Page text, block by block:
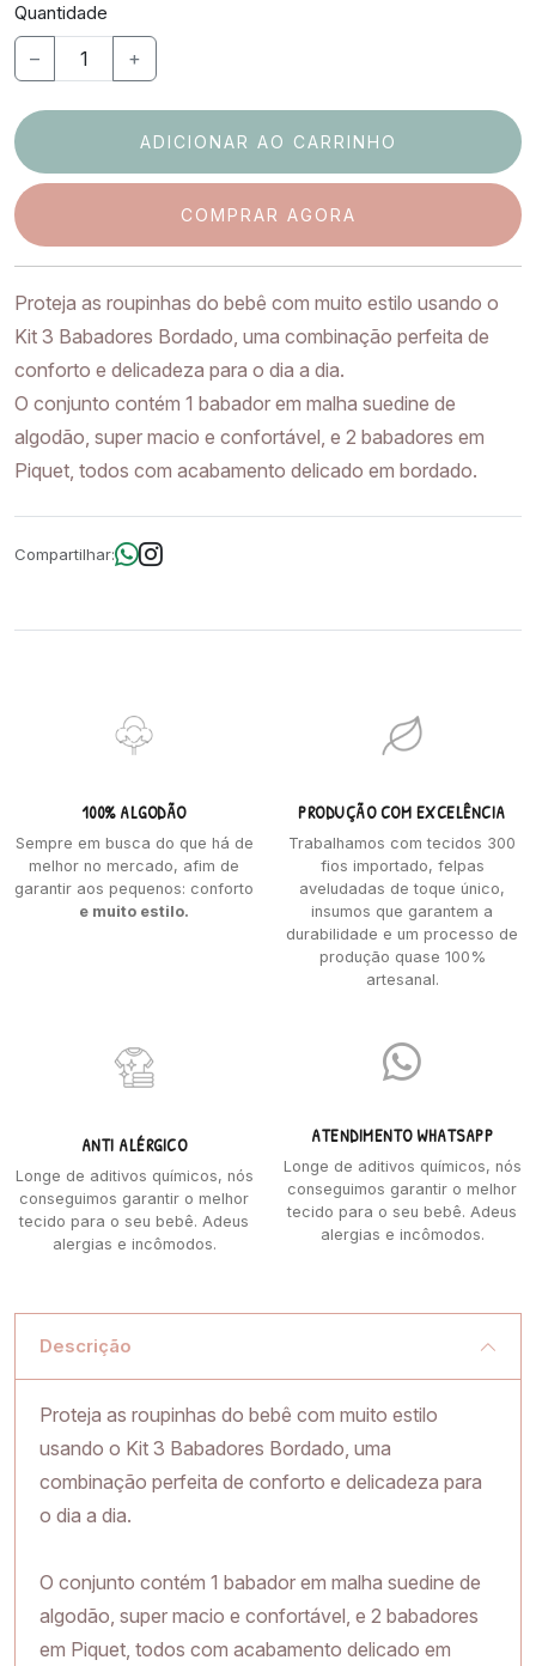
Quantidade
– +
ADICIONAR AO CARRINHO
COMPRAR AGORA
Proteja as roupinhas do bebê com muito estilo usando o
Kit 3 Babadores Bordado, uma combinação perfeita de
conforto e delicadeza para o dia a dia.
O conjunto contém 1 babador em malha suedine de
algodão, super macio e confortável, e 2 babadores em
Piquet, todos com acabamento delicado em bordado.
Compartilhar:
100% ALGODÃO
Sempre em busca do que há de
melhor no mercado, afim de
garantir aos pequenos: conforto
e muito estilo.
PRODUÇÃO COM EXCELÊNCIA
Trabalhamos com tecidos 300
fios importado, felpas
aveludadas de toque único,
insumos que garantem a
durabilidade e um processo de
produção quase 100%
artesanal.
ANTI ALÉRGICO
Longe de aditivos químicos, nós
conseguimos garantir o melhor
tecido para o seu bebê. Adeus
alergias e incômodos.
ATENDIMENTO WHATSAPP
Longe de aditivos químicos, nós
conseguimos garantir o melhor
tecido para o seu bebê. Adeus
alergias e incômodos.
Descrição
Proteja as roupinhas do bebê com muito estilo
usando o Kit 3 Babadores Bordado, uma
combinação perfeita de conforto e delicadeza para
o dia a dia.
O conjunto contém 1 babador em malha suedine de
algodão, super macio e confortável, e 2 babadores
em Piquet, todos com acabamento delicado em